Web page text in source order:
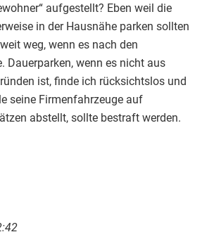
aufgestellt? Eben weil die
in der Hausnähe parken sollten
weg, wenn es nach den
Dauerparken, wenn es nicht aus
ist, finde ich rücksichtslos und
seine Firmenfahrzeuge auf
abstellt, sollte bestraft werden.